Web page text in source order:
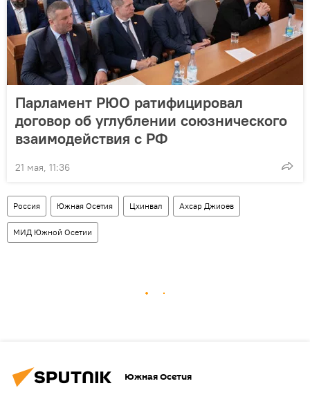
Парламент РЮО ратифицировал
договор об углублении союзнического
взаимодействия с РФ
21 мая, 11:36
Россия Южная Осетия Цхинвал Ахсар Джиоев
МИД Южной Осетии
Южная Осетия